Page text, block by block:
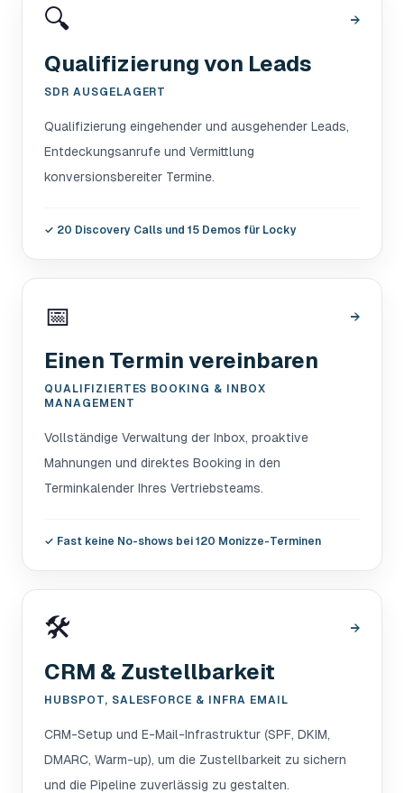
🔍 →
Qualifizierung von Leads
SDR AUSGELAGERT
Qualifizierung eingehender und ausgehender Leads,
Entdeckungsanrufe und Vermittlung
konversionsbereiter Termine.
✓ 20 Discovery Calls und 15 Demos für Locky
📅 →
Einen Termin vereinbaren
QUALIFIZIERTES BOOKING & INBOX
MANAGEMENT
Vollständige Verwaltung der Inbox, proaktive
Mahnungen und direktes Booking in den
Terminkalender Ihres Vertriebsteams.
✓ Fast keine No-shows bei 120 Monizze-Terminen
🛠️ →
CRM & Zustellbarkeit
HUBSPOT, SALESFORCE & INFRA EMAIL
CRM-Setup und E-Mail-Infrastruktur (SPF, DKIM,
DMARC, Warm-up), um die Zustellbarkeit zu sichern
und die Pipeline zuverlässig zu gestalten.